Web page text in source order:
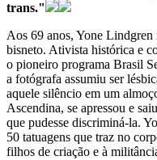
trans."
Aos 69 anos, Yone Lindgren
bisneto. Ativista histórica e
o pioneiro programa Brasil
a fotógrafa assumiu ser
aquele silêncio em um
Ascendina, se apressou e
que pudesse discriminá-la.
50 tatuagens que traz no
filhos de criação e à